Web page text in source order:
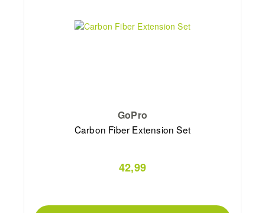
GoPro
Carbon Fiber Extension Set
42,99